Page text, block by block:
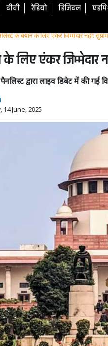
टीवी रेडियो डिजिटल
के बयान के लिए एंकर जिम्मेदार नहीं: सुप्रीम
लिए एंकर जिम्मेदार
द्वारा लाइव डिबेट में की
14 June, 2025